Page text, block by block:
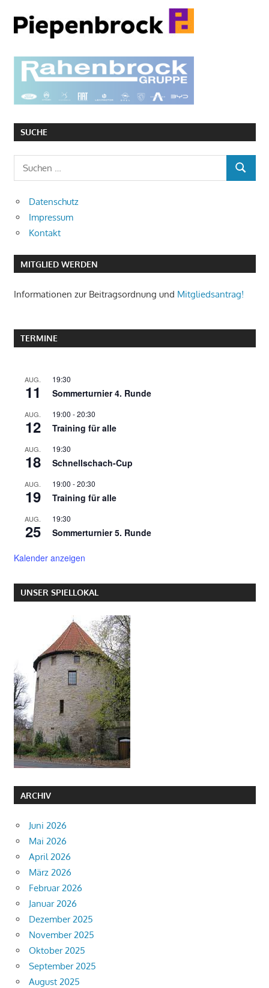
SUCHE
SUCHEN
Datenschutz
Impressum
Kontakt
MITGLIED WERDEN
Informationen zur Beitragsordnung und Mitgliedsantrag!
TERMINE
AUG.
11
19:30
Sommerturnier 4. Runde
AUG.
12
19:00 -20:30
Training für alle
AUG.
18
19:30
Schnellschach-Cup
AUG.
19
19:00 -20:30
Training für alle
AUG.
25
19:30
Sommerturnier 5. Runde
Kalender anzeigen
UNSER SPIELLOKAL
ARCHIV
Juni 2026
Mai 2026
April 2026
März 2026
Februar 2026
Januar 2026
Dezember 2025
November 2025
Oktober 2025
September 2025
August 2025